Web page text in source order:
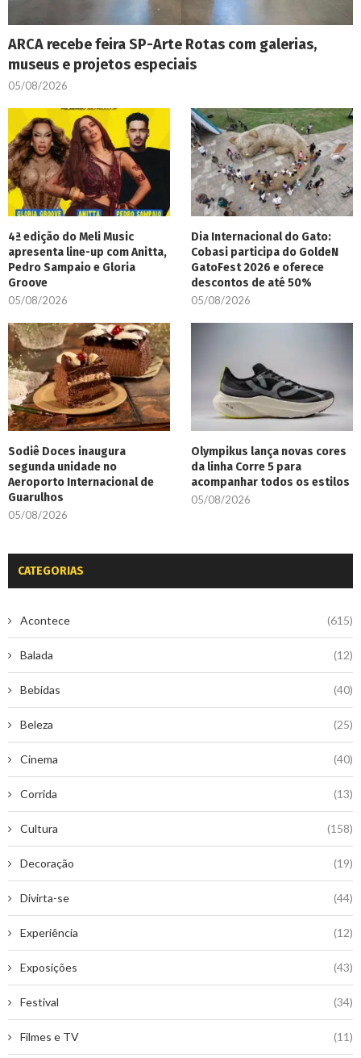
ARCA recebe feira SP-Arte Rotas com galerias,
museus e projetos especiais
05/08/2026
4ª edição do Meli Music
apresenta line-up com Anitta,
Pedro Sampaio e Gloria
Groove
05/08/2026
Dia Internacional do Gato:
Cobasi participa do GoldeN
GatoFest 2026 e oferece
descontos de até 50%
05/08/2026
Sodiê Doces inaugura
segunda unidade no
Aeroporto Internacional de
Guarulhos
05/08/2026
Olympikus lança novas cores
da linha Corre 5 para
acompanhar todos os estilos
05/08/2026
CATEGORIAS
Acontece (615)
Balada (12)
Bebidas (40)
Beleza (25)
Cinema (40)
Corrida (13)
Cultura (158)
Decoração (19)
Divirta-se (44)
Experiência (12)
Exposições (43)
Festival (34)
Filmes e TV (11)